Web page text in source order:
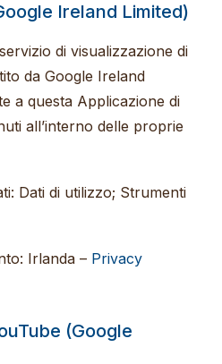
Ireland Limited)
di visualizzazione di
da Google Ireland
a questa Applicazione di
all’interno delle proprie
Dati di utilizzo; Strumenti
Irlanda – Privacy
(Google